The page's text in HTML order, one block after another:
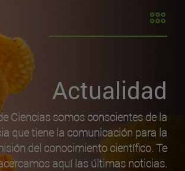
Actualidad
Ciencias somos conscientes de la
que tiene la comunicación para la
del conocimiento científico. Te
aquí las últimas noticias.